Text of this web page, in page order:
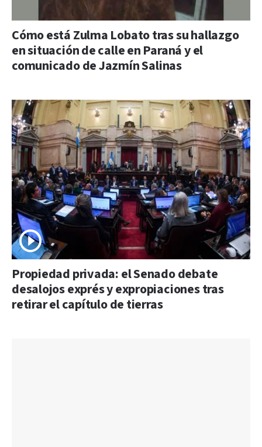
Cómo está Zulma Lobato tras su hallazgo
en situación de calle en Paraná y el
comunicado de Jazmín Salinas
Propiedad privada: el Senado debate
desalojos exprés y expropiaciones tras
retirar el capítulo de tierras